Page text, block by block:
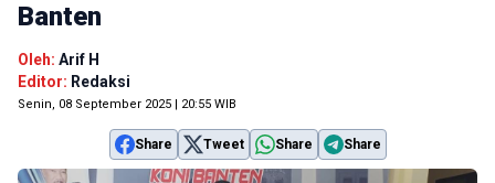
Banten
Oleh: Arif H
Editor: Redaksi
Senin, 08 September 2025 | 20:55 WIB
Share Tweet Share Share